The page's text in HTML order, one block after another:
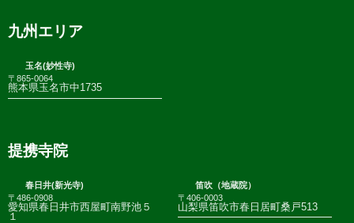
九州エリア
玉名(妙性寺)
〒865-0064
熊本県玉名市中1735
提携寺院
春日井(新光寺)
〒486-0908
愛知県春日井市西屋町南野池５
１
笛吹（地蔵院）
〒406-0003
山梨県笛吹市春日居町桑戸513